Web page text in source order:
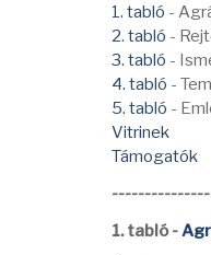
1. tabló -
2. tabló -
3. tabló -
4. tabló -
5. tabló -
Vitrinek
Támogatók
1. tabló -